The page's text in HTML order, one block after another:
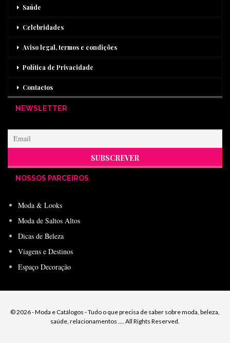
Saúde
Celebridades
Aviso legal, termos e condições
Política de Privacidade
Contactos
NEWSLETTER
NOSSOS PARCEIROS
Moda & Looks
Moda de Saltos Altos
Dicas de Beleza
Viagens e Destinos
Espaço Decoração
© 2026 - Moda e Catálogos - Tudo o que precisa de saber sobre moda, beleza,
saúde, relacionamentos .... All Rights Reserved.